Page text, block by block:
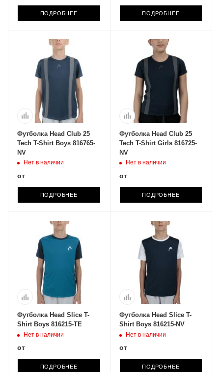
ПОДРОБНЕЕ ПОДРОБНЕЕ
Футболка Head Club 25
Tech T-Shirt Boys 816765-
NV
Нет в наличии
от
ПОДРОБНЕЕ
Футболка Head Club 25
Tech T-Shirt Girls 816725-
NV
Нет в наличии
от
ПОДРОБНЕЕ
Футболка Head Slice T-
Shirt Boys 816215-TE
Нет в наличии
от
ПОДРОБНЕЕ
Футболка Head Slice T-
Shirt Boys 816215-NV
Нет в наличии
от
ПОДРОБНЕЕ